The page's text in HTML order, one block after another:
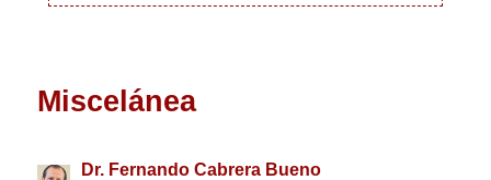
Miscelánea
Dr. Fernando Cabrera Bueno